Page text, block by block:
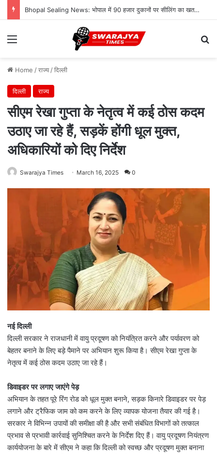
Bhopal Sealing News: भोपाल में 90 हजार दुकानों पर सीलिंग का खतरा, 4 लाख लोगों की रोजी-रोटी पर संकट!
Menu
Home /राज्य /दिल्ली
दिल्ली राज्य
सीएम रेखा गुप्ता के नेतृत्व में कई ठोस कदम
उठाए जा रहे हैं, सड़कें होंगी धूल मुक्त,
अधिकारियों को दिए निर्देश
Swarajya Times March 16, 2025 0
नई दिल्ली
दिल्ली सरकार ने राजधानी में वायु प्रदूषण को नियंत्रित करने और पर्यावरण को
बेहतर बनाने के लिए बड़े पैमाने पर अभियान शुरू किया है। सीएम रेखा गुप्ता के
नेतृत्व में कई ठोस कदम उठाए जा रहे हैं।
डिवाइडर पर लगाए जाएंगे पेड़
अभियान के तहत पूरे रिंग रोड को धूल मुक्त बनाने, सड़क किनारे डिवाइडर पर पेड़
लगाने और ट्रैफिक जाम को कम करने के लिए व्यापक योजना तैयार की गई है।
सरकार ने विभिन्न उपायों की समीक्षा की है और सभी संबंधित विभागों को तत्काल
प्रभाव से प्रभावी कार्रवाई सुनिश्चित करने के निर्देश दिए हैं। वायु प्रदूषण नियंत्रण
कार्ययोजना के बारे में सीएम ने कहा कि दिल्ली को स्वच्छ और प्रदूषण मुक्त बनाना